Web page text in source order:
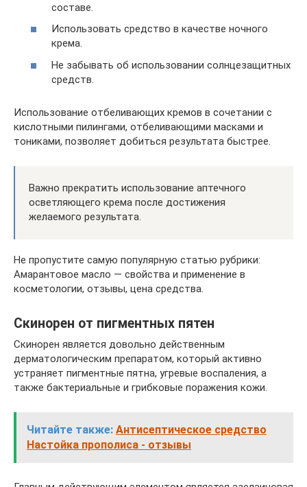
составе.
Использовать средство в качестве ночного
крема.
Не забывать об использовании солнцезащитных
средств.
Использование отбеливающих кремов в сочетании с
кислотными пилингами, отбеливающими масками и
тониками, позволяет добиться результата быстрее.
Важно прекратить использование аптечного
осветляющего крема после достижения
желаемого результата.
Не пропустите самую популярную статью рубрики:
Амарантовое масло — свойства и применение в
косметологии, отзывы, цена средства.
Скинорен от пигментных пятен
Скинорен является довольно действенным
дерматологическим препаратом, который активно
устраняет пигментные пятна, угревые воспаления, а
также бактериальные и грибковые поражения кожи.
Читайте также: Антисептическое средство
Настойка прополиса - отзывы